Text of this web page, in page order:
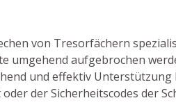
von Tresorfächern
umgehend aufgebrochen
und effektiv Unterstützung
der Sicherheitscodes der